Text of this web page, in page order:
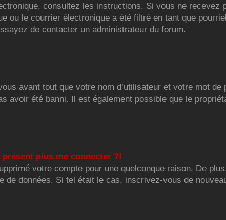
consultez les instructions. Si vous ne recevez
ou le courrier électronique a été filtré en tant que
de contacter un administrateur du forum.
avant tout que votre nom d’utilisateur et votre mot
avoir été banni. Il est également possible que le
plus me connecter ?!
votre compte pour une quelconque raison. De
de données. Si tel était le cas, inscrivez-vous de